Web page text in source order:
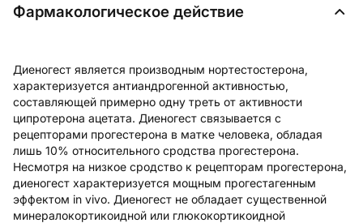
Фармакологическое действие
Диеногест является производным нортестостерона,
характеризуется антиандрогенной активностью,
составляющей примерно одну треть от активности
ципротерона ацетата. Диеногест связывается с
рецепторами прогестерона в матке человека, обладая
лишь 10% относительного сродства прогестерона.
Несмотря на низкое сродство к рецепторам прогестерона,
диеногест характеризуется мощным прогестагенным
эффектом in vivo. Диеногест не обладает существенной
минералокортикоидной или глюкокортикоидной